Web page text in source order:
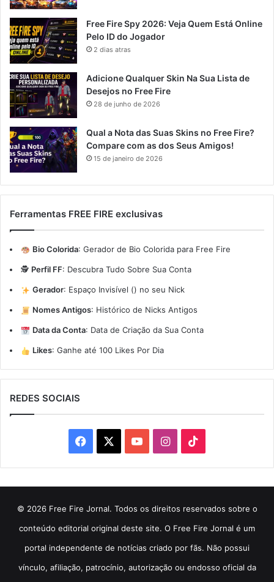
Free Fire Spy 2026: Veja Quem Está Online
Pelo ID do Jogador
2 dias atras
Adicione Qualquer Skin Na Sua Lista de
Desejos no Free Fire
28 de junho de 2026
Qual a Nota das Suas Skins no Free Fire?
Compare com as dos Seus Amigos!
15 de janeiro de 2026
Ferramentas FREE FIRE exclusivas
Bio Colorida: Gerador de Bio Colorida para Free Fire
🕵️ Perfil FF: Descubra Tudo Sobre Sua Conta
Gerador: Espaço Invisível (ㅤ) no seu Nick
Nomes Antigos: Histórico de Nicks Antigos
Data da Conta: Data de Criação da Sua Conta
Likes: Ganhe até 100 Likes Por Dia
REDES SOCIAIS
Facebook YouTubeInstagram
© 2026 Free Fire Jornal. Todos os direitos reservados sobre o
conteúdo editorial original deste site. O Free Fire Jornal é um
portal independente de notícias criado por fãs. Não possui
vínculo, afiliação, patrocínio, autorização ou endosso oficial da